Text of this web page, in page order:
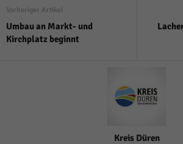
Vorheriger Artikel
Umbau an Markt- und
Kirchplatz beginnt
Kreis Düren